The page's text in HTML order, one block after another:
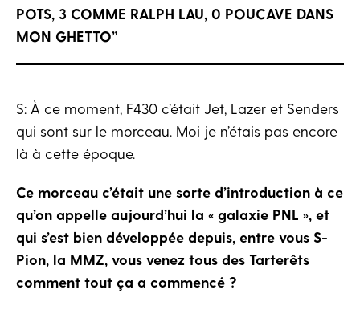
POTS, 3 COMME RALPH LAU, 0 POUCAVE DANS
MON GHETTO”
S: À ce moment, F430 c’était Jet, Lazer et Senders
qui sont sur le morceau. Moi je n’étais pas encore
là à cette époque.
Ce morceau c’était une sorte d’introduction à ce
qu’on appelle aujourd’hui la « galaxie PNL », et
qui s’est bien développée depuis, entre vous S-
Pion, la MMZ, vous venez tous des Tarterêts
comment tout ça a commencé ?